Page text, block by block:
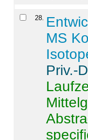
28.
MS
Priv.-